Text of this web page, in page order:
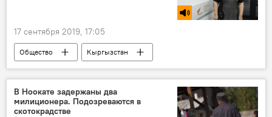
17 сентября 2019, 17:05
Общество
Кыргызстан
Радио Sputnik Кыргызстан
отопление
вода
В Ноокате задержаны два
милиционера. Подозреваются в
скотокрадстве